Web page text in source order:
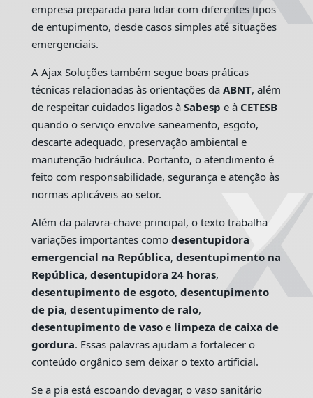
empresa preparada para lidar com diferentes tipos
de entupimento, desde casos simples até situações
emergenciais.
A Ajax Soluções também segue boas práticas
técnicas relacionadas às orientações da ABNT, além
de respeitar cuidados ligados à Sabesp e à CETESB
quando o serviço envolve saneamento, esgoto,
descarte adequado, preservação ambiental e
manutenção hidráulica. Portanto, o atendimento é
feito com responsabilidade, segurança e atenção às
normas aplicáveis ao setor.
Além da palavra-chave principal, o texto trabalha
variações importantes como desentupidora
emergencial na República, desentupimento na
República, desentupidora 24 horas,
desentupimento de esgoto, desentupimento
de pia, desentupimento de ralo,
desentupimento de vasoe limpeza de caixa de
gordura. Essas palavras ajudam a fortalecer o
conteúdo orgânico sem deixar o texto artificial.
Se a pia está escoando devagar, o vaso sanitário